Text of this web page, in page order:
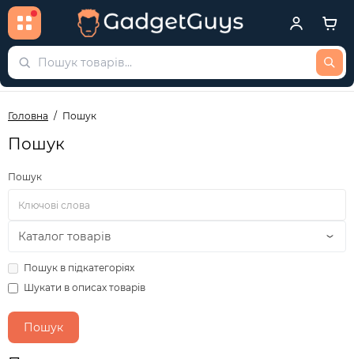
Головна Пошук
Пошук
Пошук
Пошук в підкатегоріях
Шукати в описах товарів